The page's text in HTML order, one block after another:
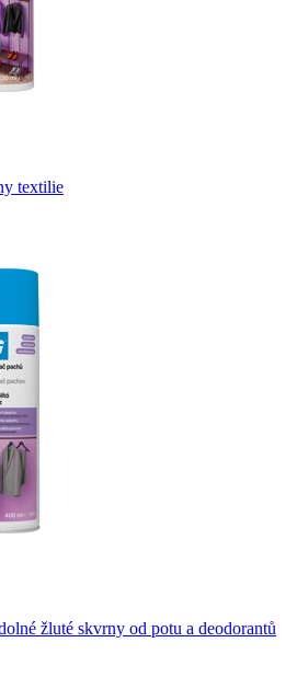
textilie
žluté skvrny od potu a deodorantů